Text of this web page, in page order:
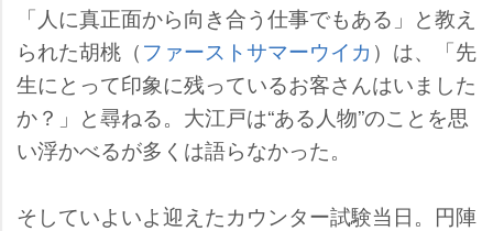
「人に真正面から向き合う仕事でもある」と教え
られた胡桃（ファーストサマーウイカ ）は、「先
生にとって印象に残っているお客さんはいました
か？」と尋ねる。大江戸は“ある人物”のことを思
い浮かべるが多くは語らなかった。
そしていよいよ迎えたカウンター試験当日。円陣